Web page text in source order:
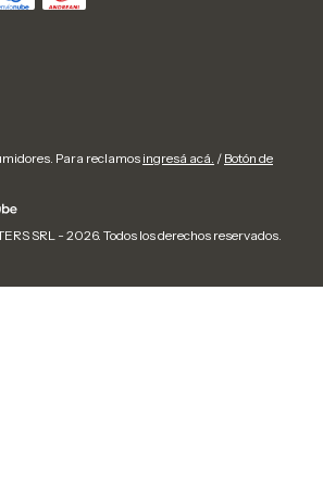
Para reclamos ingresá acá. / Botón de
SRL - 2026. Todos los derechos reservados.